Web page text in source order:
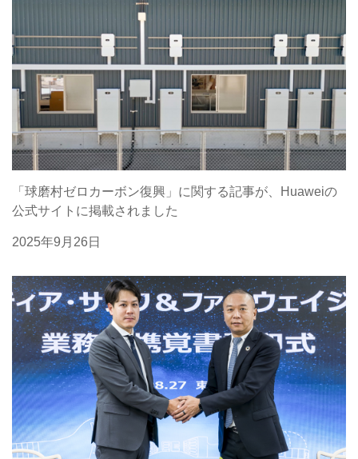
「球磨村ゼロカーボン復興」に関する記事が、Huaweiの
公式サイトに掲載されました
2025年9月26日